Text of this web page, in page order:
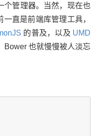
个管理器。当然，现在也
一直是前端库管理工具，
的普及，以及 UMD
Bower 也就慢慢被人淡忘